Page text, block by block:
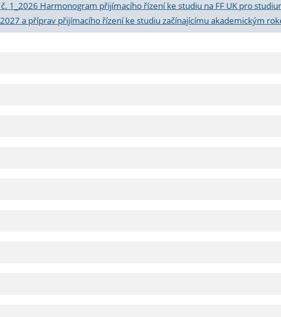
č. 1_2026 Harmonogram přijímacího řízení ke studiu na FF UK pro
a příprav přijímacího řízení ke studiu začínajícímu akademickým